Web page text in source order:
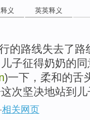
义 英英释义
的路线失去了
子征得奶奶的
)一下，柔和的舌
次坚决地站到
-相关网页